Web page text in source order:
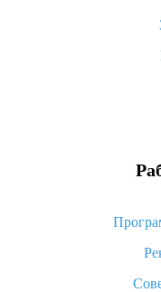
Как
Что делать,